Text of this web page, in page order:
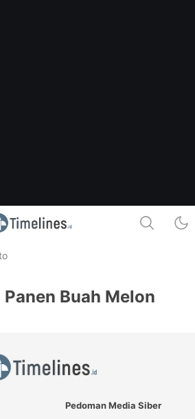
& Budaya
Buah Melon
Pedoman Media Siber